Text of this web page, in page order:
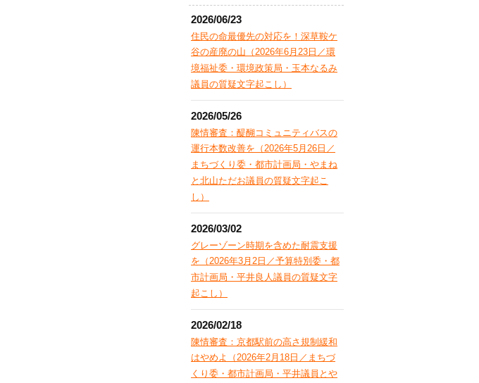
2026/06/23
住民の命最優先の対応を！深草鞍ケ
谷の産廃の山（2026年6月23日／環
境福祉委・環境政策局・玉本なるみ
議員の質疑文字起こし）
2026/05/26
陳情審査：醍醐コミュニティバスの
運行本数改善を（2026年5月26日／
まちづくり委・都市計画局・やまね
と北山ただお議員の質疑文字起こ
し）
2026/03/02
グレーゾーン時期を含めた耐震支援
を（2026年3月2日／予算特別委・都
市計画局・平井良人議員の質疑文字
起こし）
2026/02/18
陳情審査：京都駅前の高さ規制緩和
はやめよ（2026年2月18日／まちづ
くり委・都市計画局・平井議員とや